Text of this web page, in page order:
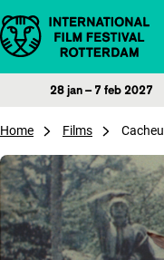
Direct naar inhoud
28 jan – 7 feb 2027
Home Films Cacheu